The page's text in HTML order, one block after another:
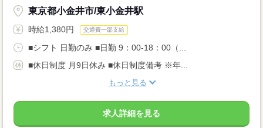
東京都小金井市/東小金井駅
時給1,380円 交通費一部支給
■シフト 日勤のみ ■日勤 9：00-18：00（...
■休日制度 月9日休み ■休日制度備考 ※年...
もっと見る
求人詳細を見る